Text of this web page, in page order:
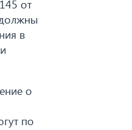
от
в
о
по